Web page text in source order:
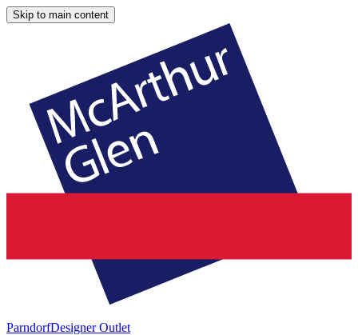
Skip to main content
ParndorfDesigner Outlet